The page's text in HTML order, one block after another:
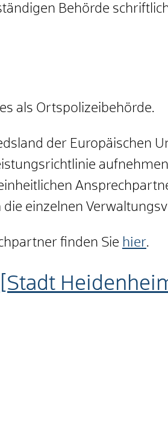
Behörde
als Ortspolizeibehörde.
der Europäischen
einzelnen
finden Sie hier.